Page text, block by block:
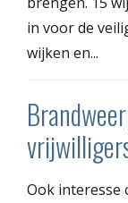
in voor de
wijken en...
Ook interesse